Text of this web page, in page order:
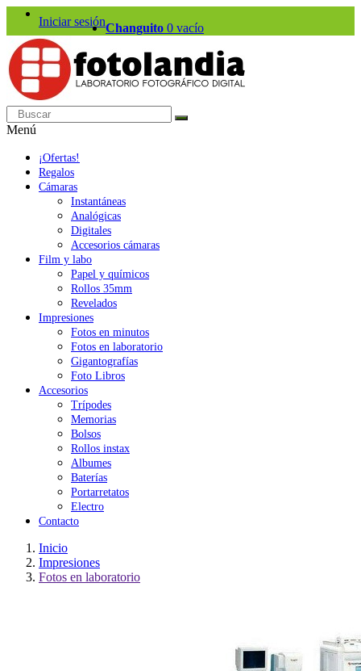
Iniciar sesiónChanguito 0 vacío
Menú
¡Ofertas!
Regalos
Cámaras
Instantáneas
Analógicas
Digitales
Accesorios cámaras
Film y labo
Papel y químicos
Rollos 35mm
Revelados
Impresiones
Fotos en minutos
Fotos en laboratorio
Gigantografías
Foto Libros
Accesorios
Trípodes
Memorias
Bolsos
Rollos instax
Albumes
Baterías
Portarretatos
Electro
Contacto
Inicio
Impresiones
Fotos en laboratorio